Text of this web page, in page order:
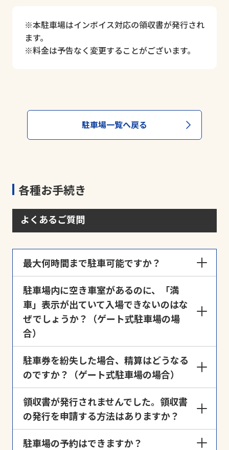
※本駐車場はインボイス対応の領収書が発行され
ます。
※料金は予告なく変更することがございます。
駐車場一覧へ戻る
各種お手続き
よくあるご質問
最大何時間まで駐車可能ですか？
駐車場の封鎖など運営状況が変化することがござい
ますので、原則として入庫から最長48時間までとな
っております。ご利用時間が入庫から48時間を超え
ることが想定される場合は、入庫時に「長期間利用
駐車場内に空き車室があるのに、「満
車」表示が出ていて入場できないのはな
ぜでしょうか？（ゲート式駐車場の場
合）
ゲート管理の駐車場では、時間貸しと月極が併用さ
れている場合がございます。この場合の空き車室
は、月極契約者のスペースとなっておりますので、予
めご承知おきください。
駐車券を紛失した場合、精算はどうなる
のですか？（ゲート式駐車場の場合）
出口精算機にて「駐車券紛失」ボタンを押下し、表
示された料金をお支払いのうえ出庫ください。
領収書が発行されませんでした。領収書
の発行を申請する方法はありますか？
用紙切れによりご迷惑をおかけしました。領収書の
駐車場の予約はできますか？